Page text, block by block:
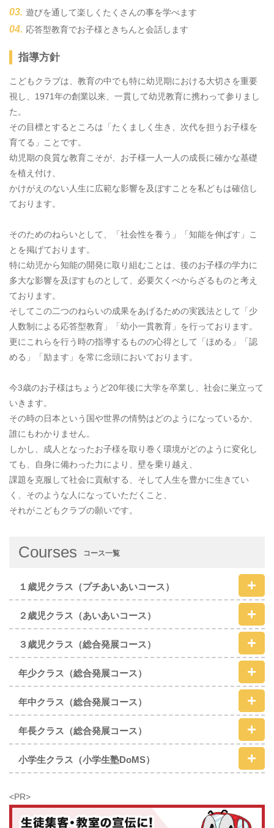
遊びを通して楽しくたくさんの事を学べます
応答型教育でお子様ときちんと会話します
指導方針
こどもクラブは、教育の中でも特に幼児期における大切さを重要
視し、1971年の創業以来、一貫して幼児教育に携わって参りまし
た。
その目標とするところは「たくましく生き、次代を担うお子様を
育てる」ことです。
幼児期の良質な教育こそが、お子様一人一人の成長に確かな基礎
を植え付け、
かけがえのない人生に広範な影響を及ぼすことを私どもは確信し
ております。
そのためのねらいとして、「社会性を養う」「知能を伸ばす」こ
とを掲げております。
特に幼児から知能の開発に取り組むことは、後のお子様の学力に
多大な影響を及ぼすものとして、必要欠くべからざるものと考え
ております。
そしてこの二つのねらいの成果をあげるための実践法として「少
人数制による応答型教育」「幼小一貫教育」を行っております。
更にこれらを行う時の指導するものの心得として「ほめる」「認
める」「励ます」を常に念頭においております。
今3歳のお子様はちょうど20年後に大学を卒業し、社会に巣立って
いきます。
その時の日本という国や世界の情勢はどのようになっているか、
誰にもわかりません。
しかし、成人となったお子様を取り巻く環境がどのように変化し
ても、自身に備わった力により、壁を乗り越え、
課題を克服して社会に貢献する、そして人生を豊かに生きてい
く、そのような人になっていただくこと、
それがこどもクラブの願いです。
Courses コース一覧
１歳児クラス（プチあいあいコース）
２歳児クラス（あいあいコース）
３歳児クラス（総合発展コース）
年少クラス（総合発展コース）
年中クラス（総合発展コース）
年長クラス（総合発展コース）
小学生クラス（小学生塾DoMS）
<PR>